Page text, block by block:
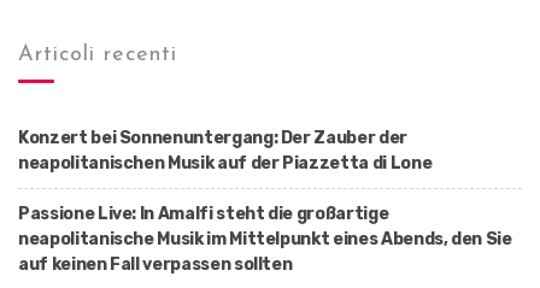
Articoli recenti
Konzert bei Sonnenuntergang: Der Zauber der
neapolitanischen Musik auf der Piazzetta di Lone
Passione Live: In Amalfi steht die großartige
neapolitanische Musik im Mittelpunkt eines Abends, den Sie
auf keinen Fall verpassen sollten